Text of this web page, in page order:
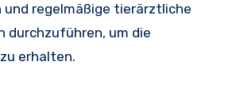
und regelmäßige tierärztliche
durchzuführen, um die
erhalten.